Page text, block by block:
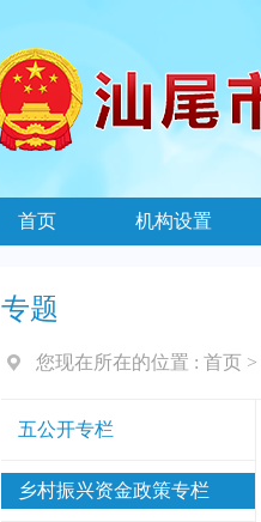
首页 机构设置
专题
您现在所在的位置 : 首页 >
五公开专栏
乡村振兴资金政策专栏